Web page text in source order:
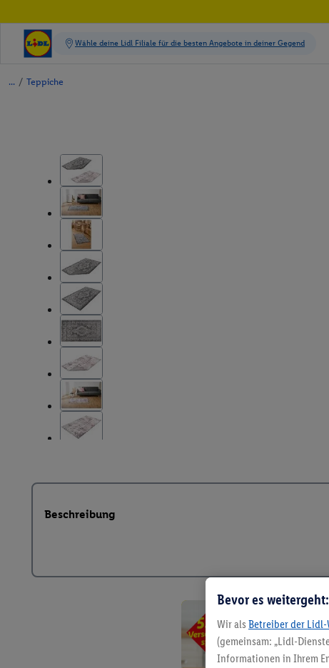
/ Teppiche
Beschreibung
Bevor es
Wir als Betreiber der
(gemeinsam: „Lidl-
Informationen in Ihrem